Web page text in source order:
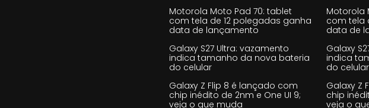
Motorola Moto Pad 70: tablet
com tela de 12 polegadas ganha
data de lançamento
Galaxy S27 Ultra: vazamento
indica tamanho da nova bateria
do celular
Galaxy Z Flip 8 é lançado com
chip inédito de 2nm e One UI 9;
veja o que muda
Motorola
com tela
data de
Galaxy
indica
do celular
Galaxy Z
chip
veja o